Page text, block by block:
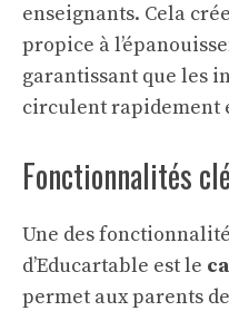
enseignants. Cela
propice à
garantissant que les
circulent rapidement
Fonctionnalités
Une des
d’Educartable est le
permet aux parents